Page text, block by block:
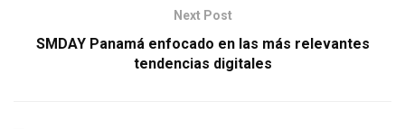
Next Post
SMDAY Panamá enfocado en las más relevantes
tendencias digitales